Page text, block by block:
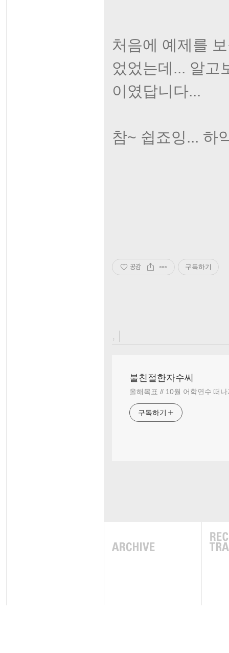
처음에 예제를
었었는데... 알고
이였답니다...
참~ 쉽죠잉... 하
공감 구독하기
, |
불친절한자수씨
올해목표 // 10월 어학연수 떠나
구독하기